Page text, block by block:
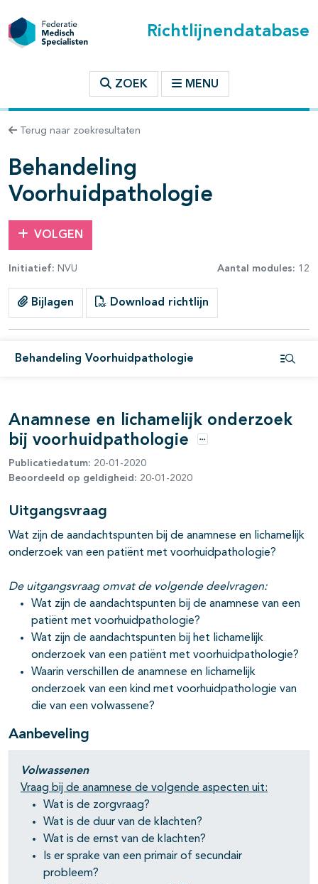
Richtlijnendatabase
ZOEK MENU
Terug naar zoekresultaten
Behandeling
Voorhuidpathologie
VOLGEN
Initiatief: NVU Aantal modules: 12
Bijlagen Download richtlijn
Behandeling Voorhuidpathologie
binnen deze richtlijn
open- en dichtklappen
Anamnese en lichamelijk onderzoek
bij voorhuidpathologie
Opties
Publicatiedatum: 20-01-2020
Beoordeeld op geldigheid: 20-01-2020
Uitgangsvraag
Wat zijn de aandachtspunten bij de anamnese en lichamelijk
onderzoek van een patiënt met voorhuidpathologie?
De uitgangsvraag omvat de volgende deelvragen:
Wat zijn de aandachtspunten bij de anamnese van een
patiënt met voorhuidpathologie?
Wat zijn de aandachtspunten bij het lichamelijk
onderzoek van een patiënt met voorhuidpathologie?
Waarin verschillen de anamnese en lichamelijk
onderzoek van een kind met voorhuidpathologie van
die van een volwassene?
Aanbeveling
Volwassenen
Vraag bij de anamnese de volgende aspecten uit:
Wat is de zorgvraag?
Wat is de duur van de klachten?
Wat is de ernst van de klachten?
Is er sprake van een primair of secundair
probleem?